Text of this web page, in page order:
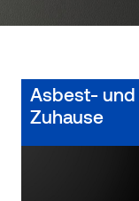
Asbest-
Zuhause